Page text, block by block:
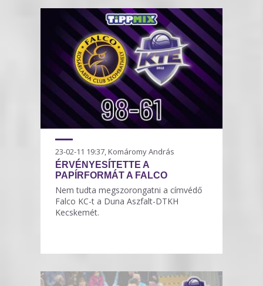
23-02-11 19:37, Komáromy András
ÉRVÉNYESÍTETTE A
PAPÍRFORMÁT A FALCO
Nem tudta megszorongatni a címvédő
Falco KC-t a Duna Aszfalt-DTKH
Kecskemét.